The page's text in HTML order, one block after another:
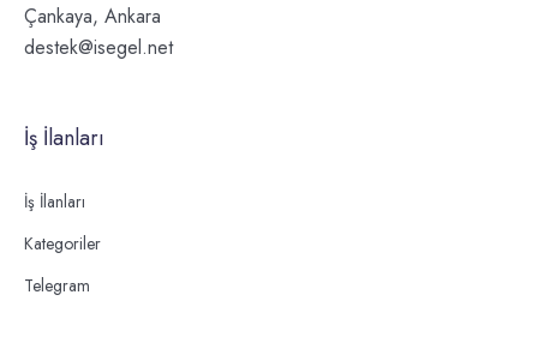
Çankaya, Ankara
destek@isegel.net
İş İlanları
İş İlanları
Kategoriler
Telegram